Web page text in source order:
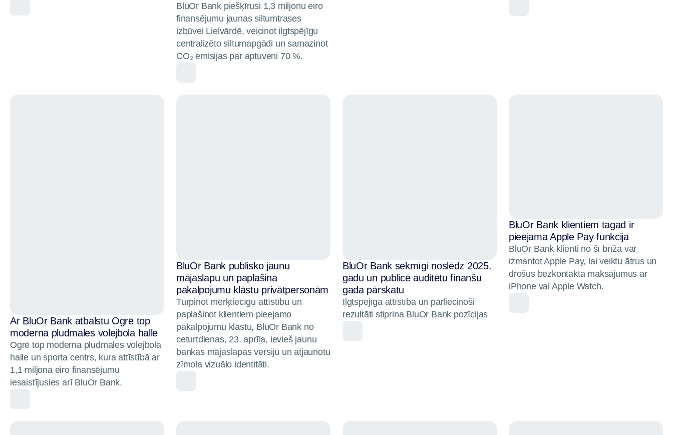
BluOr Bank piešķīrusi 1,3 miljonu eiro
finansējumu jaunas siltumtrases
izbūvei Lielvārdē, veicinot ilgtspējīgu
centralizēto siltumapgādi un samazinot
CO₂ emisijas par aptuveni 70 %.
Ar BluOr Bank atbalstu Ogrē top
moderna pludmales volejbola halle
Ogrē top moderna pludmales volejbola
halle un sporta centrs, kura attīstībā ar
1,1 miljona eiro finansējumu
iesaistījusies arī BluOr Bank.
BluOr Bank publisko jaunu
mājaslapu un paplašina
pakalpojumu klāstu privātpersonām
Turpinot mērķtiecīgu attīstību un
paplašinot klientiem pieejamo
pakalpojumu klāstu, BluOr Bank no
ceturtdienas, 23. aprīļa, ievieš jaunu
bankas mājaslapas versiju un atjaunotu
zīmola vizuālo identitāti.
BluOr Bank sekmīgi noslēdz 2025.
gadu un publicē auditētu finanšu
gada pārskatu
Ilgtspējīga attīstība un pārliecinoši
rezultāti stiprina BluOr Bank pozīcijas
BluOr Bank klientiem tagad ir
pieejama Apple Pay funkcija
BluOr Bank klienti no šī brīža var
izmantot Apple Pay, lai veiktu ātrus un
drošus bezkontakta maksājumus ar
iPhone vai Apple Watch.